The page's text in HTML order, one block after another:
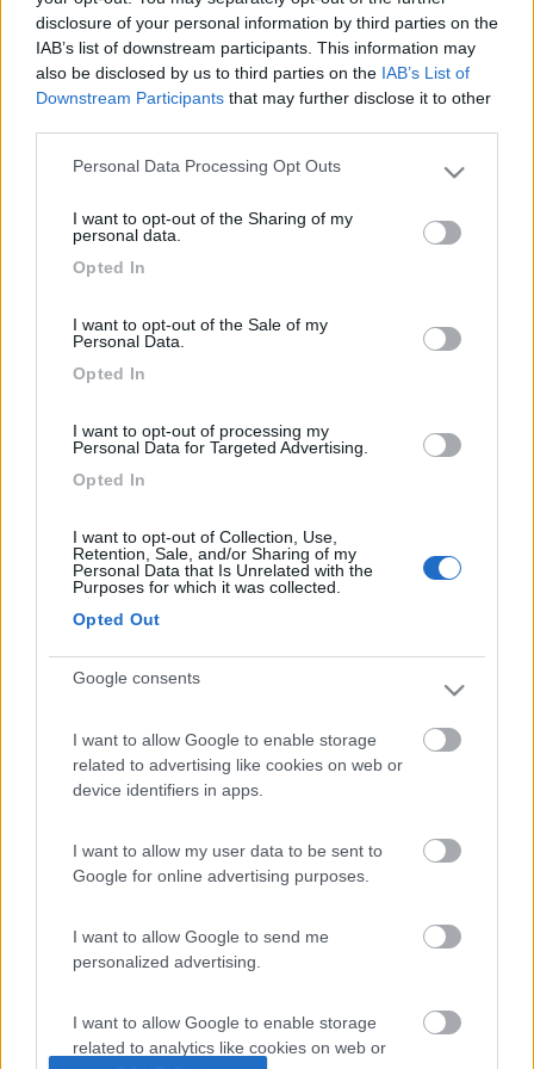
disclosure of your personal information by third parties on the
IAB’s list of downstream participants. This information may
also be disclosed by us to third parties on the IAB’s List of
Downstream Participants that may further disclose it to other
Please note that this website/app uses one or more Google
not limited to your visit or usage behaviour. You may click to
use your data for below specified purposes in below Google
Personal Data Processing Opt Outs
I want to opt-out of the Sharing of my
personal data.
Opted In
I want to opt-out of the Sale of my
Personal Data.
Opted In
I want to opt-out of processing my
Personal Data for Targeted Advertising.
Opted In
I want to opt-out of Collection, Use,
Retention, Sale, and/or Sharing of my
Personal Data that Is Unrelated with the
Purposes for which it was collected.
Opted Out
Google consents
I want to allow Google to enable storage
related to advertising like cookies on web or
device identifiers in apps.
I want to allow my user data to be sent to
Google for online advertising purposes.
I want to allow Google to send me
personalized advertising.
I want to allow Google to enable storage
related to analytics like cookies on web or
mobilieri fanno anche cucine e tutto il resto, quindi hanno anche
pomelli di ricambio per fornelli ed affini. I prezzi solitamente
sono ridicoli, irrisori per questi dettagli. In giro te li farebbero
pagare 6 volte di piu'. Cerca che trovi vedrai. Sono magazzini
che solitamente lavorano con chi produce mobili.
manlazza
Inserito il24/05/2007
18:44:46
salve benmuss,cerca qua
http://www.starlightdelta.com
. comunque nella home page di COL troverai nella sezione
come attrezzarsi-accessori c'è' la lista dei rivenditori e
allestitori.ciao manrico
-
Inserito il 24/05/2007
manlazza
209
Inserito il
quote:Originally posted by benmuss
Grazie di cuore finalmente un negozio come si deve. Grazie
> è un piacere benmuss,davvero